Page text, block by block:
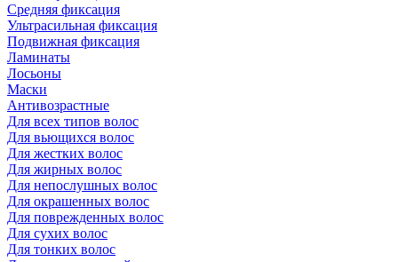
Средняя фиксация
Ультрасильная фиксация
Подвижная фиксация
Ламинаты
Лосьоны
Маски
Антивозрастные
Для всех типов волос
Для вьющихся волос
Для жестких волос
Для жирных волос
Для непослушных волос
Для окрашенных волос
Для поврежденных волос
Для сухих волос
Для тонких волос